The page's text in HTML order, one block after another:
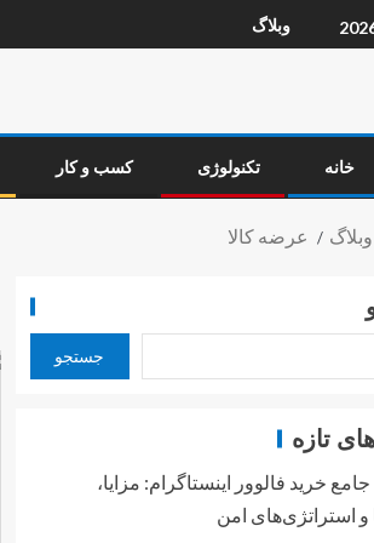
وبلاگ
خانه تکنولوژی کسب و کار
وبلاگ عرضه کالا
جستجو
تازه
خرید فالوور اینستاگرام: مزایا،
استراتژی‌های امن